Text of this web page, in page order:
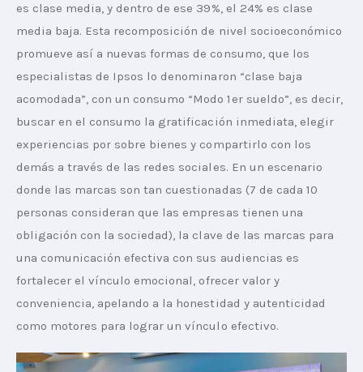
es clase media, y dentro de ese 39%, el 24% es clase
media baja. Esta recomposición de nivel socioeconómico
promueve así a nuevas formas de consumo, que los
especialistas de Ipsos lo denominaron “clase baja
acomodada”, con un consumo “Modo 1er sueldo”, es decir,
buscar en el consumo la gratificación inmediata, elegir
experiencias por sobre bienes y compartirlo con los
demás a través de las redes sociales. En un escenario
donde las marcas son tan cuestionadas (7 de cada 10
personas consideran que las empresas tienen una
obligación con la sociedad), la clave de las marcas para
una comunicación efectiva con sus audiencias es
fortalecer el vínculo emocional, ofrecer valor y
conveniencia, apelando a la honestidad y autenticidad
como motores para lograr un vínculo efectivo.